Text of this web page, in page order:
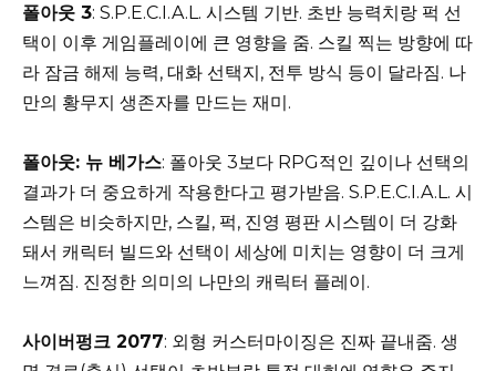
폴아웃 3: S.P.E.C.I.A.L. 시스템 기반. 초반 능력치랑 퍽 선
택이 이후 게임플레이에 큰 영향을 줌. 스킬 찍는 방향에 따
라 잠금 해제 능력, 대화 선택지, 전투 방식 등이 달라짐. 나
만의 황무지 생존자를 만드는 재미.
폴아웃: 뉴 베가스: 폴아웃 3보다 RPG적인 깊이나 선택의
결과가 더 중요하게 작용한다고 평가받음. S.P.E.C.I.A.L. 시
스템은 비슷하지만, 스킬, 퍽, 진영 평판 시스템이 더 강화
돼서 캐릭터 빌드와 선택이 세상에 미치는 영향이 더 크게
느껴짐. 진정한 의미의 나만의 캐릭터 플레이.
사이버펑크 2077: 외형 커스터마이징은 진짜 끝내줌. 생